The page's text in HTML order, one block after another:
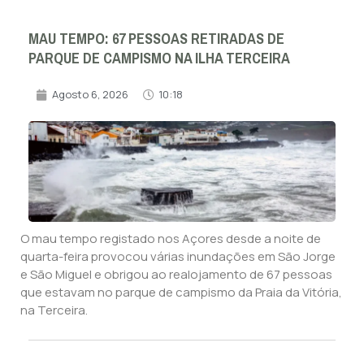
MAU TEMPO: 67 PESSOAS RETIRADAS DE
PARQUE DE CAMPISMO NA ILHA TERCEIRA
Agosto 6, 2026 10:18
O mau tempo registado nos Açores desde a noite de
quarta-feira provocou várias inundações em São Jorge
e São Miguel e obrigou ao realojamento de 67 pessoas
que estavam no parque de campismo da Praia da Vitória,
na Terceira.